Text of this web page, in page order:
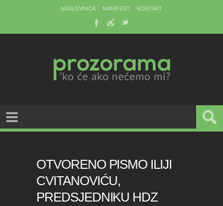
NASLOVNICA MANIFEST KONTAKT
OTVORENO PISMO ILIJI
CVITANOVIĆU,
PREDSJEDNIKU HDZ